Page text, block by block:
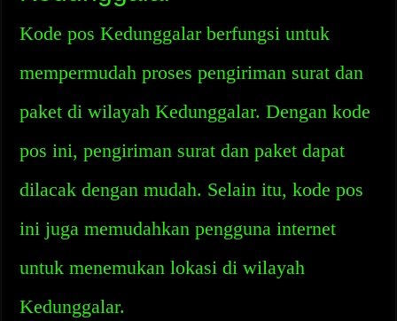
Kode pos Kedunggalar berfungsi untuk
mempermudah proses pengiriman surat dan
paket di wilayah Kedunggalar. Dengan kode
pos ini, pengiriman surat dan paket dapat
dilacak dengan mudah. Selain itu, kode pos
ini juga memudahkan pengguna internet
untuk menemukan lokasi di wilayah
Kedunggalar.